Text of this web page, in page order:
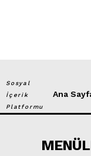
Sosyal
İçerik
Platformu
Ana